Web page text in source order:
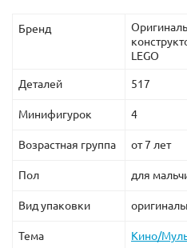
Купить данный товар вы
а остальные товары по
Бренд
LEGO
Деталей 517
Минифигурок 4
Возрастная группа от 7 лет
Пол для
Вид упаковки
Тема Кино/